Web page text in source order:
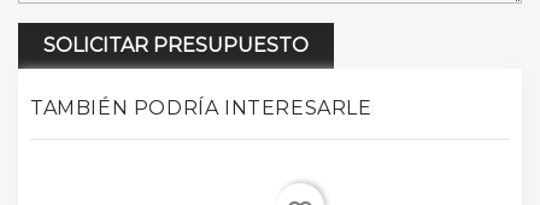
SOLICITAR PRESUPUESTO
TAMBIÉN PODRÍA INTERESARLE